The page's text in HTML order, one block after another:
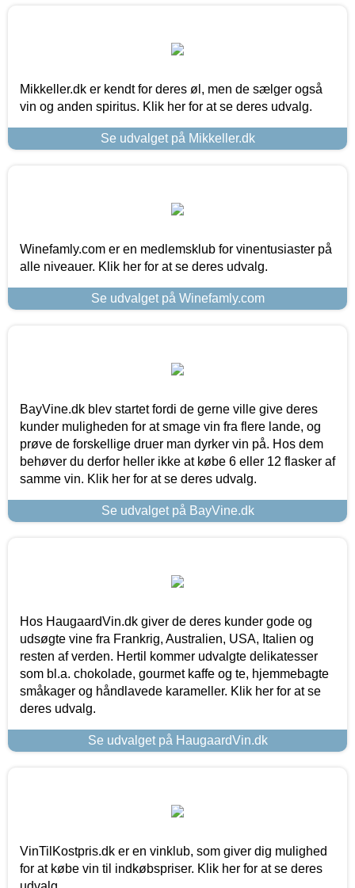
Mikkeller.dk er kendt for deres øl, men de sælger også
vin og anden spiritus. Klik her for at se deres udvalg.
Se udvalget på Mikkeller.dk
Winefamly.com er en medlemsklub for vinentusiaster på
alle niveauer. Klik her for at se deres udvalg.
Se udvalget på Winefamly.com
BayVine.dk blev startet fordi de gerne ville give deres
kunder muligheden for at smage vin fra flere lande, og
prøve de forskellige druer man dyrker vin på. Hos dem
behøver du derfor heller ikke at købe 6 eller 12 flasker af
samme vin. Klik her for at se deres udvalg.
Se udvalget på BayVine.dk
Hos HaugaardVin.dk giver de deres kunder gode og
udsøgte vine fra Frankrig, Australien, USA, Italien og
resten af verden. Hertil kommer udvalgte delikatesser
som bl.a. chokolade, gourmet kaffe og te, hjemmebagte
småkager og håndlavede karameller. Klik her for at se
deres udvalg.
Se udvalget på HaugaardVin.dk
VinTilKostpris.dk er en vinklub, som giver dig mulighed
for at købe vin til indkøbspriser. Klik her for at se deres